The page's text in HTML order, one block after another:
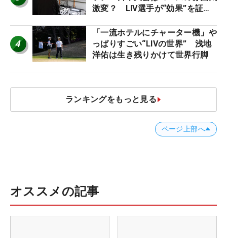
激変？ LIV選手が“効果”を証言
4
「一流ホテルにチャーター機」や
っぱりすごい“LIVの世界” 浅地
洋佑は生き残りかけて世界行脚
ランキングをもっと見る
ページ上部へ
オススメの記事